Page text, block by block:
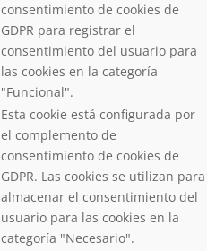
consentimiento de cookies de
GDPR para registrar el
consentimiento del usuario para
las cookies en la categoría
"Funcional".
Esta cookie está configurada por
el complemento de
consentimiento de cookies de
GDPR. Las cookies se utilizan para
almacenar el consentimiento del
usuario para las cookies en la
categoría "Necesario".